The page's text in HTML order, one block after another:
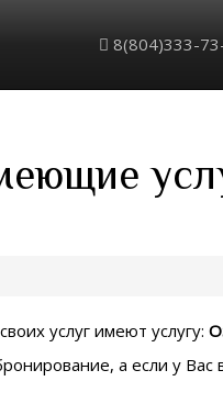
8(804)333-
услуг имеют услугу:
а если у Вас